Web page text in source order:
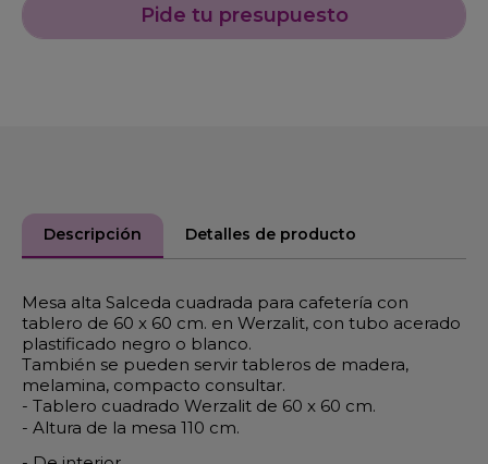
Pide tu presupuesto
Descripción Detalles de producto
Mesa alta Salceda cuadrada para cafetería con
tablero de 60 x 60 cm. en Werzalit, con tubo acerado
plastificado negro o blanco.
También se pueden servir tableros de madera,
melamina, compacto consultar.
- Tablero cuadrado Werzalit de 60 x 60 cm.
- Altura de la mesa 110 cm.